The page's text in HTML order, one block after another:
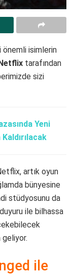
önemli isimlerin
Netflix tarafından
sizi
Yeni
artık oyun
bünyesine
stüdyosunu da
ile bilhassa
ile